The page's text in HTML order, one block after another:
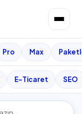
Pro Max
E-Ticaret SEO